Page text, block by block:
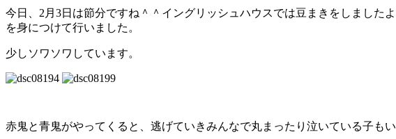
今日、2月3日は節分ですね＾＾イングリッシュハウスでは豆まきをしまし
を身につけて行いました。
少しソワソワしています。
赤鬼と青鬼がやってくると、逃げていきみんなで丸まったり泣いている子も